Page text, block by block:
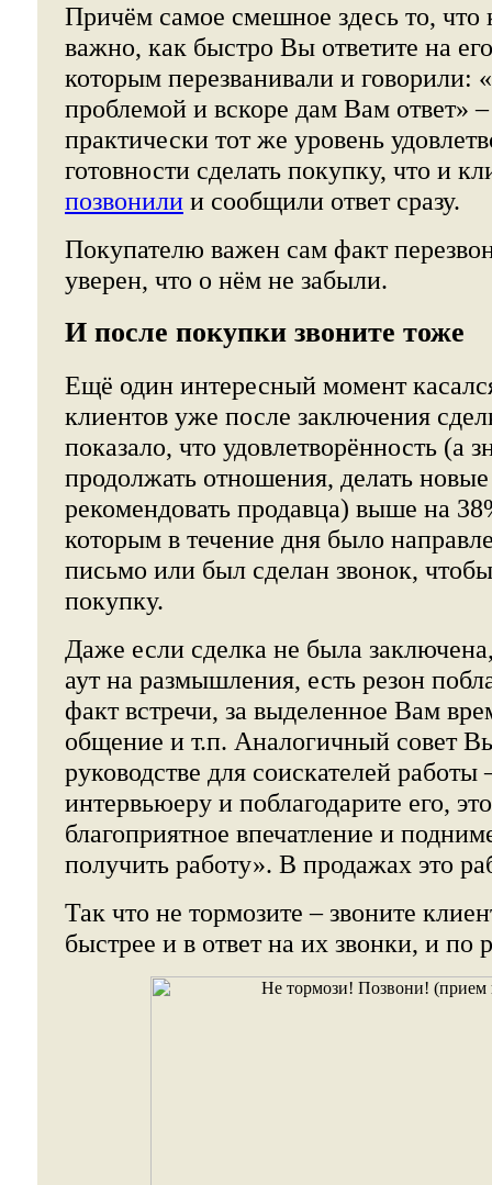
Причём самое смешное здесь то, что
важно, как быстро Вы ответите на
которым перезванивали и
проблемой и вскоре дам Вам ответ»
практически тот же уровень
готовности сделать покупку, что и
позвонили и сообщили ответ сразу.
Покупателю важен сам факт
уверен, что о нём не забыли.
И после покупки звоните тоже
Ещё один интересный момент
клиентов уже после заключения
показало, что удовлетворённость (а
продолжать отношения, делать
рекомендовать продавца) выше на
которым в течение дня было
письмо или был сделан звонок,
покупку.
Даже если сделка не была
аут на размышления, есть резон
факт встречи, за выделенное Вам
общение и т.п. Аналогичный совет
руководстве для соискателей
интервьюеру и поблагодарите его,
благоприятное впечатление и
получить работу». В продажах это
Так что не тормозите – звоните
быстрее и в ответ на их звонки, и по